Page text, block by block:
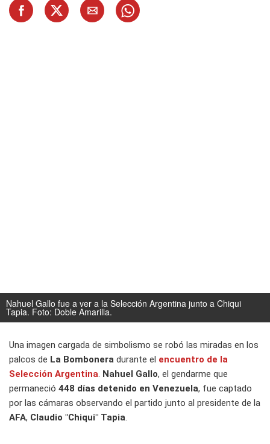
Nahuel Gallo fue a ver a la Selección Argentina junto a Chiqui
Tapia. Foto: Doble Amarilla.
Una imagen cargada de simbolismo se robó las miradas en los
palcos de La Bombonera durante el encuentro de la
Selección Argentina. Nahuel Gallo, el gendarme que
permaneció 448 días detenido en Venezuela, fue captado
por las cámaras observando el partido junto al presidente de la
AFA, Claudio "Chiqui" Tapia.